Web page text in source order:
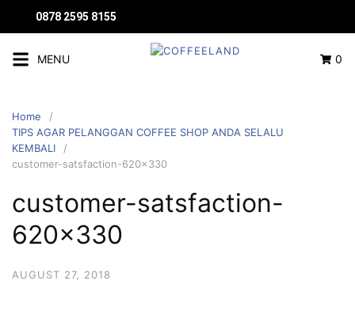
0878 2595 8155
MENU 0
Home
TIPS AGAR PELANGGAN COFFEE SHOP ANDA SELALU
KEMBALI
customer-satsfaction-620×330
customer-satsfaction-
620×330
AUGUST 27, 2018